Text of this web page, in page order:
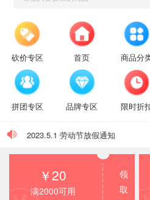
砍价专区 首页 商品分
拼团专区 品牌专区 限时折
【放假通知】迎元旦，跨新年
2023.5.1 劳动节放假通知
2023清明节放假通知！
上海信裕生物荣获上海市高新技术
￥20
满2000可用
领
取